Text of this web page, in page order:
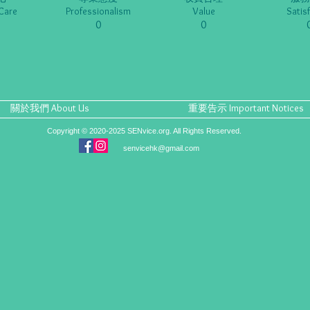
Professionalism
0
Value
0
關於我們 About Us 重要告示 Important Notices
Copyright © 2020-2025 SENvice.org. All Rights Reserved.
senvicehk@gmail.com